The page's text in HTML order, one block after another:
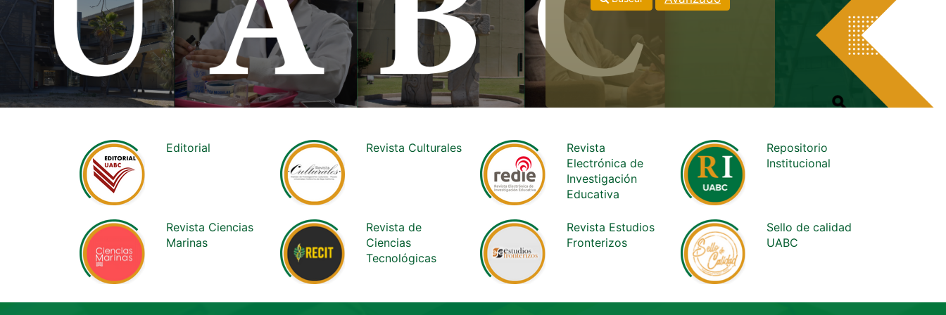
Editorial
Revista Ciencias
Marinas
Revista Culturales
Revista de
Ciencias
Tecnológicas
Revista
Electrónica de
Investigación
Educativa
Revista Estudios
Fronterizos
Repositorio
Institucional
Sello de calidad
UABC